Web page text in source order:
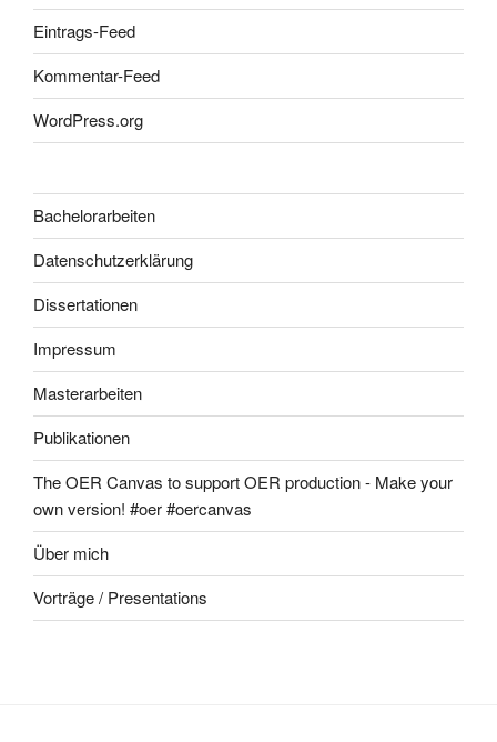
Eintrags-Feed
Kommentar-Feed
WordPress.org
Bachelorarbeiten
Datenschutzerklärung
Dissertationen
Impressum
Masterarbeiten
Publikationen
The OER Canvas to support OER production - Make your
own version! #oer #oercanvas
Über mich
Vorträge / Presentations